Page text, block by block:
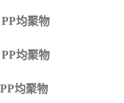
均聚物
均聚物
均聚物